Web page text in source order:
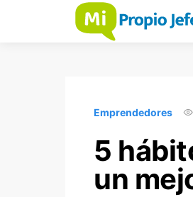
Emprendedores
5
un